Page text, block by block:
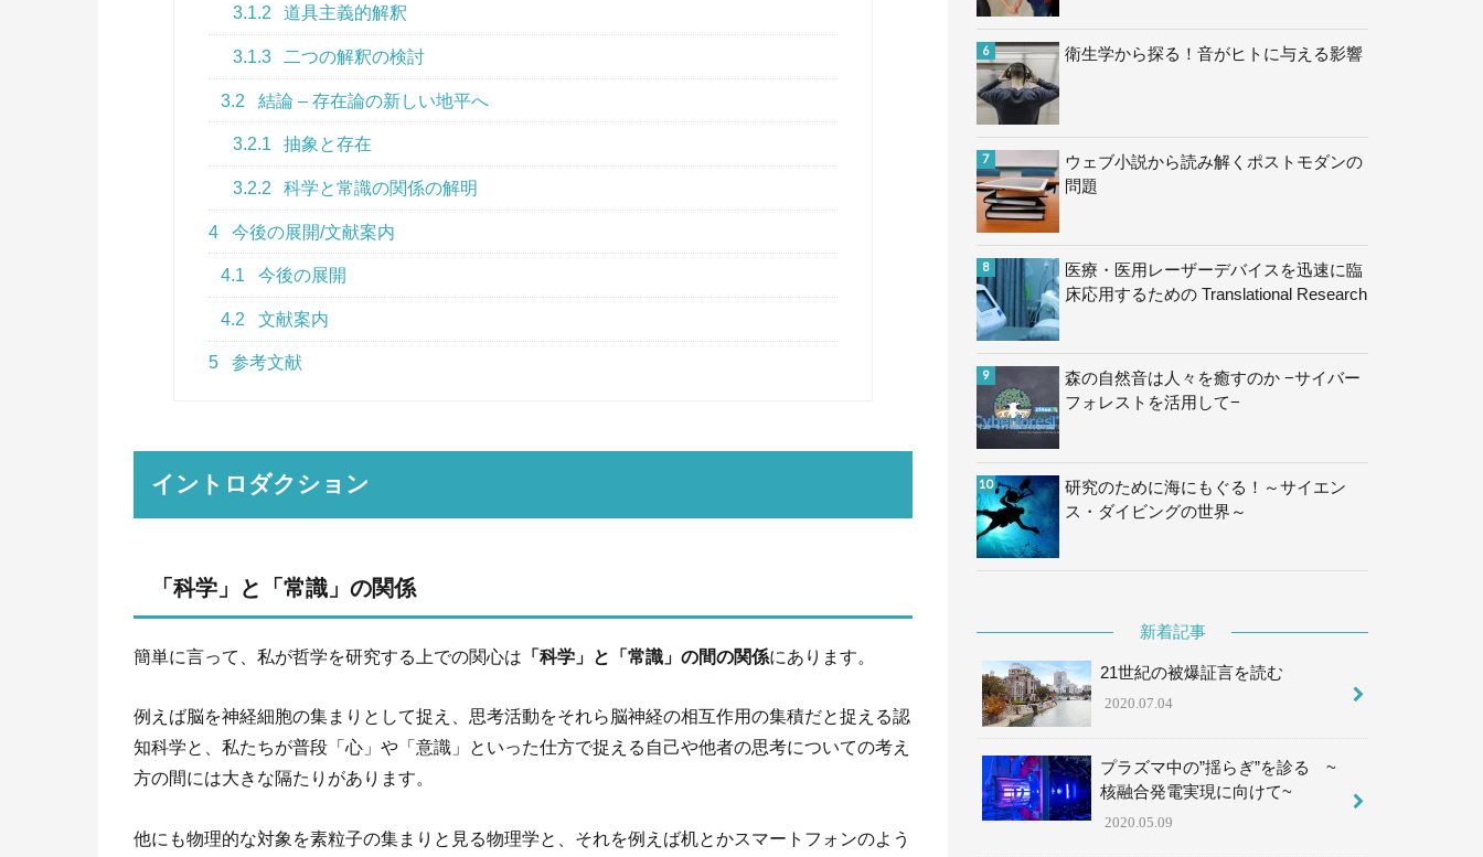
3.1.2 道具主義的解釈
3.1.3 二つの解釈の検討
3.2 結論 – 存在論の新しい地平へ
3.2.1 抽象と存在
3.2.2 科学と常識の関係の解明
4 今後の展開/文献案内
4.1 今後の展開
4.2 文献案内
5 参考文献
イントロダクション
「科学」と「常識」の関係
簡単に言って、私が哲学を研究する上での関心は 「科学」と「常識」の間の関係にあります。
例えば脳を神経細胞の集まりとして捉え、思考活動をそれら脳神経の相互作用の集積だと捉える認
知科学と、私たちが普段「心」や「意識」といった仕方で捉える自己や他者の思考についての考え
方の間には大きな隔たりがあります。
他にも物理的な対象を素粒子の集まりと見る物理学と、それを例えば机とかスマートフォンのよう
衛生学から探る！音がヒトに与える影響
ウェブ小説から読み解くポストモダンの
問題
医療・医用レーザーデバイスを迅速に臨
床応用するための Translational Research
森の自然音は人々を癒すのか −サイバー
フォレストを活用して−
研究のために海にもぐる！～サイエン
ス・ダイビングの世界～
新着記事
21世紀の被爆証言を読む
2020.07.04
プラズマ中の”揺らぎ”を診る ~
核融合発電実現に向けて~
2020.05.09